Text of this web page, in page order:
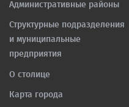
Административные районы
Структурные подразделения
и муниципальные
предприятия
О столице
Карта города